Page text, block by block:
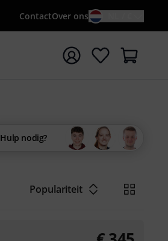
ContactOver ons
Hulp nodig?
Populariteit